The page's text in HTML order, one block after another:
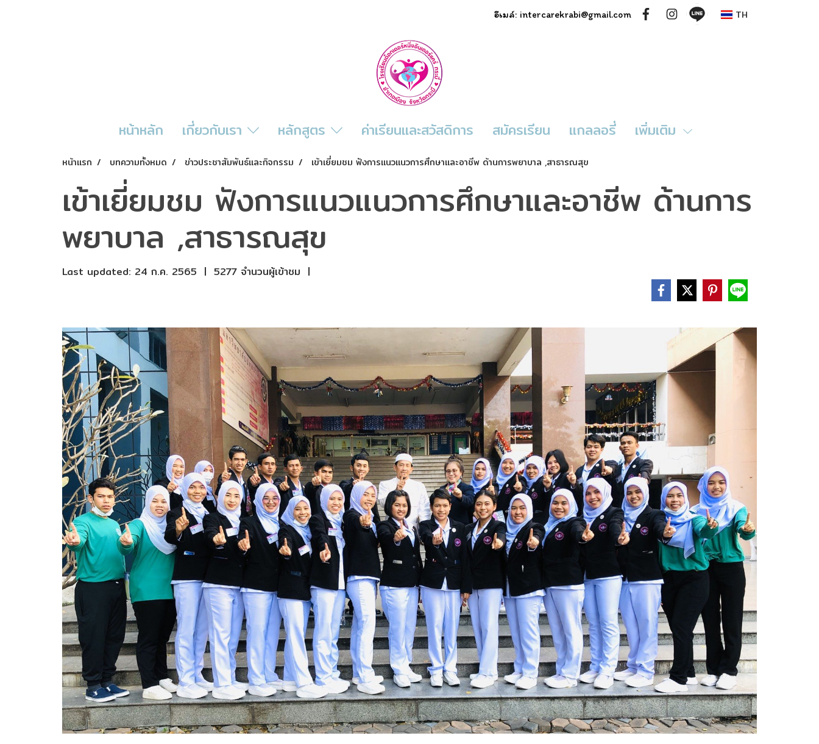
อีเมล์: intercarekrabi@gmail.com TH
หน้าหลัก เกี่ยวกับเรา หลักสูตร ค่าเรียนและสวัสดิการ สมัครเรียน แกลลอรี่ เพิ่มเติม
หน้าแรก บทความทั้งหมด ข่าวประชาสัมพันธ์และกิจกรรม เข้าเยี่ยมชม ฟังการแนวแนวการศึกษาและอาชีพ ด้านการพยาบาล ,สาธารณสุข
เข้าเยี่ยมชม ฟังการแนวแนวการศึกษาและอาชีพ ด้านการ
พยาบาล ,สาธารณสุข
Last updated: 24 ก.ค. 2565 | 5277 จำนวนผู้เข้าชม |